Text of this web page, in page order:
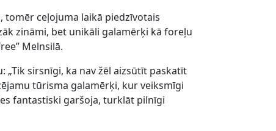
tomēr ceļojuma laikā piedzīvotais
zināmi, bet unikāli galamērķi kā foreļu
Melnsilā.
sirsnīgi, ka nav žēl aizsūtīt paskatīt
tūrisma galamērķi, kur veiksmīgi
fantastiski garšoja, turklāt pilnīgi